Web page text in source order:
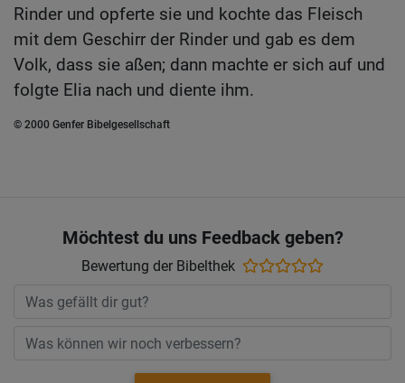
Rinder und opferte sie und kochte das Fleisch
mit dem Geschirr der Rinder und gab es dem
Volk, dass sie aßen; dann machte er sich auf und
folgte Elia nach und diente ihm.
© 2000 Genfer Bibelgesellschaft
Möchtest du uns Feedback geben?
Bewertung der Bibelthek